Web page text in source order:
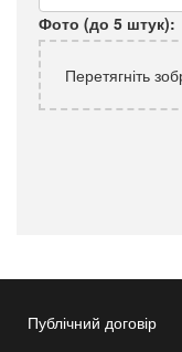
Фото (до 5 штук):
Перетягніть
Публічний договір